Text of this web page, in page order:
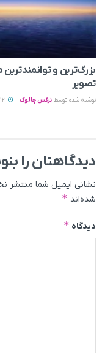
بزرگ‌ترین و
تصویر
نوشته شده توسط نرگس چالوک
دیدگاهتان را
نشانی ایمیل شما منتشر
شده‌اند *
دیدگاه *